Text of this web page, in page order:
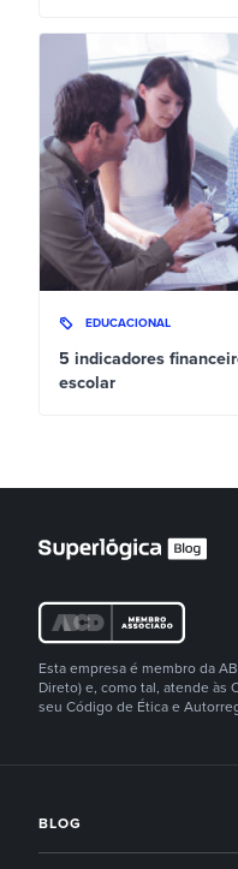
EDUCACIONAL
5 indicadores
escolar
Esta empresa é membro da
Direto) e, como tal, atende às
seu Código de Ética e
BLOG